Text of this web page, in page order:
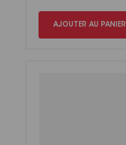
AJOUTER AU PANIER